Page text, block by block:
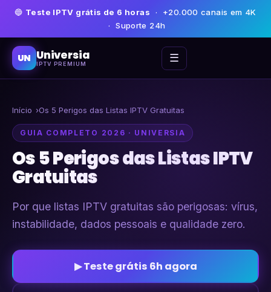
🔵 Teste IPTV grátis de 6 horas · +20.000 canais em 4K
· Suporte 24h
UN Universia
IPTV PREMIUM ☰
Início Os 5 Perigos das Listas IPTV Gratuitas
GUIA COMPLETO 2026 · UNIVERSIA
Os 5 Perigos das Listas IPTV
Gratuitas
Por que listas IPTV gratuitas são perigosas: vírus,
instabilidade, dados pessoais e qualidade zero.
▶ Teste grátis 6h agora